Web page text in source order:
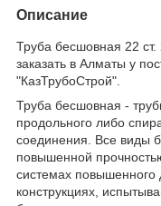
Описание
Труба бесшовная 22
заказать в Алматы у
"КазТрубоСтрой".
Труба бесшовная -
продольного либо
соединения. Все виды
повышенной
системах повышенного
конструкциях,